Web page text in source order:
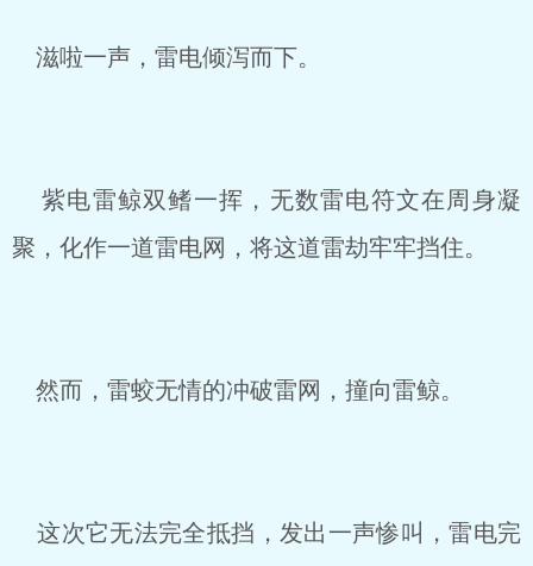
滋啦一声，雷电倾泻而下。
紫电雷鲸双鳍一挥，无数雷电符文在周身凝
聚，化作一道雷电网，将这道雷劫牢牢挡住。
然而，雷蛟无情的冲破雷网，撞向雷鲸。
这次它无法完全抵挡，发出一声惨叫，雷电完